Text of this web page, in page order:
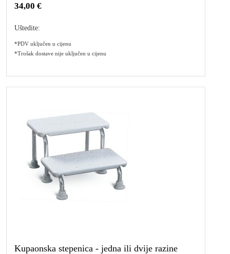
34,00 €
Uštedite:
*PDV uključen u cijenu
*Trošak dostave nije uključen u cijenu
Kupaonska stepenica - jedna ili dvije razine